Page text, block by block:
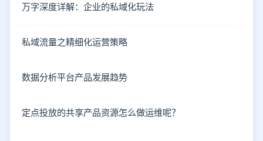
万字深度详解：企业的私域化玩法
私域流量之精细化运营策略
数据分析平台产品发展趋势
定点投放的共享产品资源怎么做运维呢？